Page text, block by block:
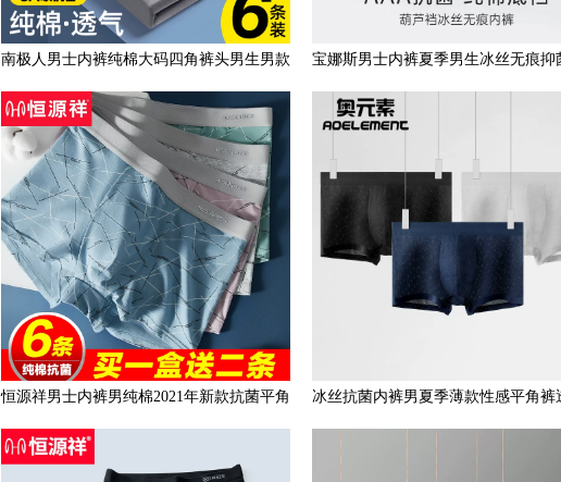
南极人男士内裤纯棉大码四角裤头男生男款
运动裤衩宽松青少年短裤
宝娜斯男士内裤夏季男生冰丝无痕抑
裆平角裤薄款四角短裤衩
恒源祥男士内裤男纯棉2021年新款抗菌平角
裤衩透气男生四角短裤头
冰丝抗菌内裤男夏季薄款性感平角裤
孔四角短裤舒适网眼裤衩